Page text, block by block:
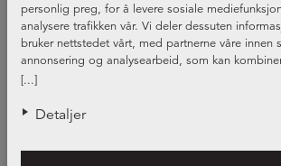
[...]
personlig preg, for å levere sosiale
analysere trafikken vår. Vi deler dessuten
bruker nettstedet vårt, med partnerne våre innen
annonsering og analysearbeid, som kan
informasjon du har gjort tilgjengelig for dem, eller
Detaljer
Visar0av0